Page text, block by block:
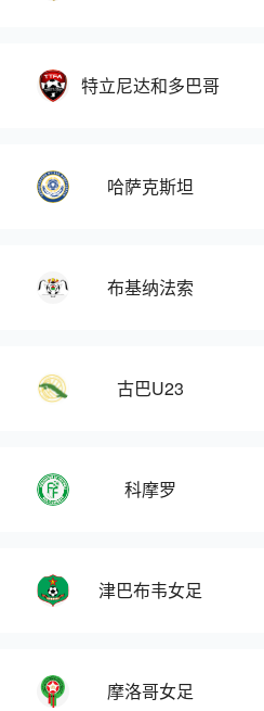
特立尼达和多巴哥
哈萨克斯坦
布基纳法索
古巴U23
科摩罗
津巴布韦女足
摩洛哥女足